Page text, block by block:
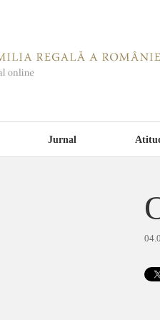
Jurnal